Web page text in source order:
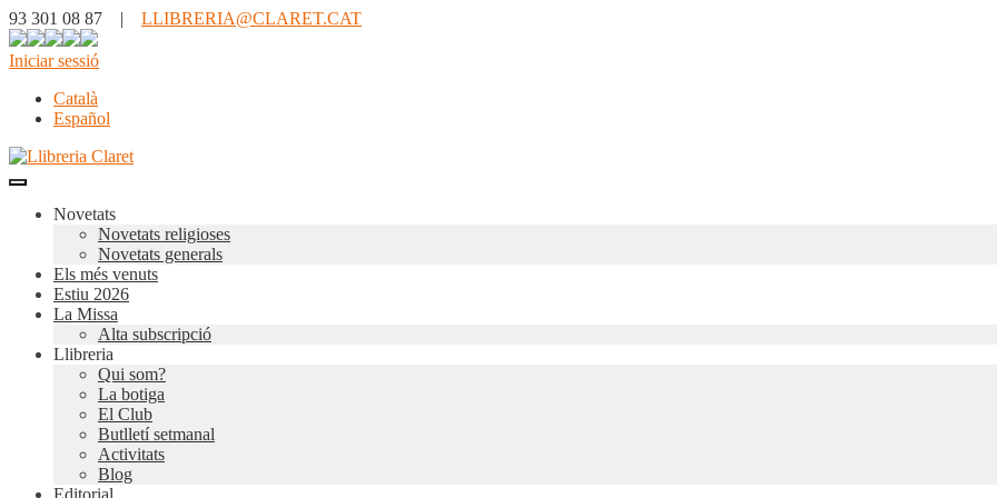
93 301 08 87 | LLIBRERIA@CLARET.CAT
Iniciar sessió
Català
Español
Novetats
Novetats religioses
Novetats generals
Els més venuts
Estiu 2026
La Missa
Alta subscripció
Llibreria
Qui som?
La botiga
El Club
Butlletí setmanal
Activitats
Blog
Editorial